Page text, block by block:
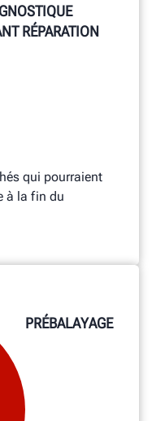
RÉPARATION
qui pourraient
à la fin du
PRÉBALAYAGE